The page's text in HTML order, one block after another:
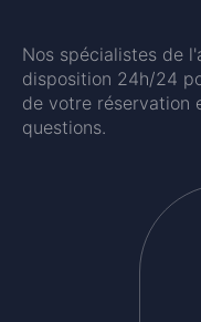
Nos spécialistes de
disposition 24h/24
de votre réservation
questions.